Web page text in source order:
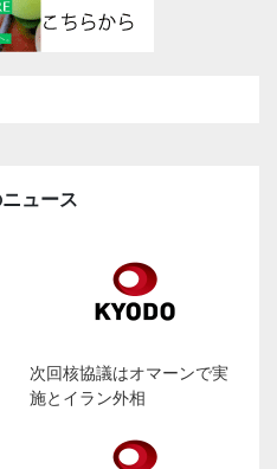
ュース
次回核協議はオマーンで実
施とイラン外相